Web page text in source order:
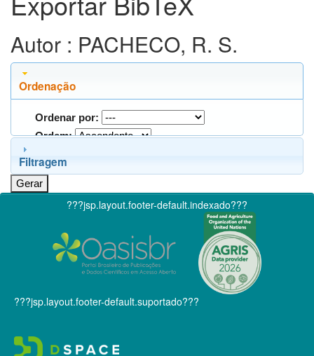
Autor : PACHECO, R. S.
Ordenação
Ordenar por:
Ordem:
Filtragem
???jsp.layout.footer-default.indexado???
???jsp.layout.footer-default.suportado???